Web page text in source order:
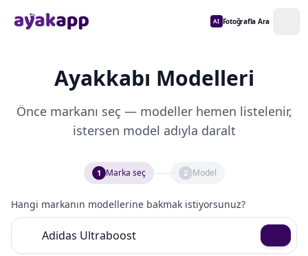
AI Fotoğrafla Ara
Ayakkabı Modelleri
Önce markanı seç — modeller hemen listelenir,
istersen model adıyla daralt
1 Marka seç 2 Model
Hangi markanın modellerine bakmak istiyorsunuz?